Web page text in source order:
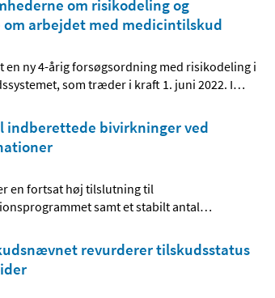
om risikodeling og
om arbejdet med medicintilskud
en ny 4-årig forsøgsordning med risikodeling i
som træder i kraft 1. juni 2022. I…
indberettede bivirkninger ved
en fortsat høj tilslutning til
samt et stabilt antal…
revurderer tilskudsstatus